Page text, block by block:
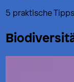
5 praktische